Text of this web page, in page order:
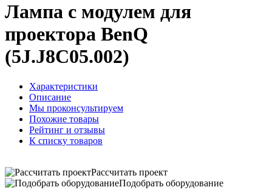
Лампа с модулем для
проектора BenQ
(5J.J8C05.002)
Характеристики
Описание
Мы проконсультируем
Похожие товары
Рейтинг и отзывы
К списку товаров
Рассчитать проект
Подобрать оборудование